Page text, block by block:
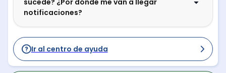
sucede? ¿Por dónde me van a llegar
notificaciones?
Ir al centro de ayuda